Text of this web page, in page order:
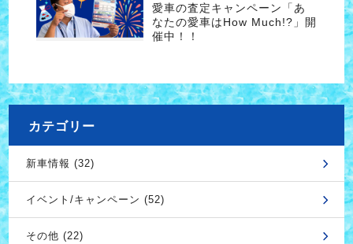
愛車の査定キャンペーン「あ
なたの愛車はHow Much!?」開
催中！！
カテゴリー
新車情報 (32)
イベント/キャンペーン (52)
その他 (22)